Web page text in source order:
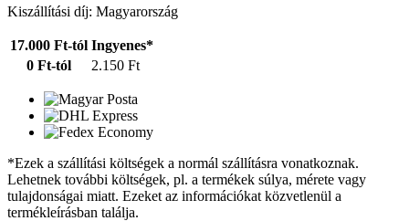
Kiszállítási díj: Magyarország
17.000 Ft-tól Ingyenes*
0 Ft-tól
2.150 Ft
*Ezek a szállítási költségek a normál szállításra vonatkoznak.
Lehetnek további költségek, pl. a termékek súlya, mérete vagy
tulajdonságai miatt. Ezeket az információkat közvetlenül a
termékleírásban találja.